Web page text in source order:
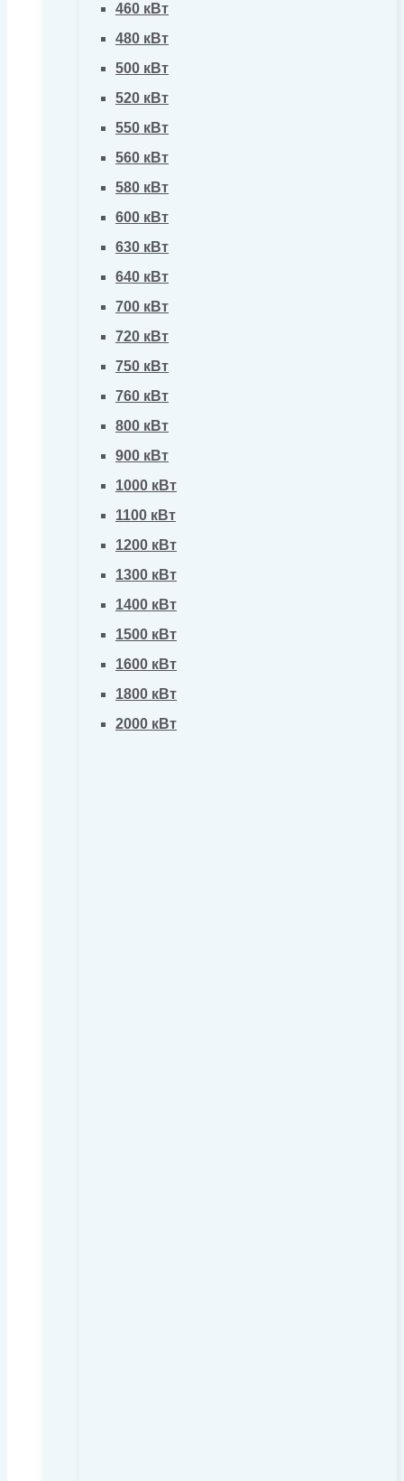
460 кВт
480 кВт
500 кВт
520 кВт
550 кВт
560 кВт
580 кВт
600 кВт
630 кВт
640 кВт
700 кВт
720 кВт
750 кВт
760 кВт
800 кВт
900 кВт
1000 кВт
1100 кВт
1200 кВт
1300 кВт
1400 кВт
1500 кВт
1600 кВт
1800 кВт
2000 кВт